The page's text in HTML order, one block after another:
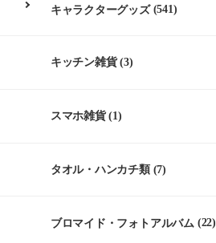
キャラクターグッズ(541)
キッチン雑貨(3)
スマホ雑貨(1)
タオル・ハンカチ類(7)
ブロマイド・フォトアルバム (22)